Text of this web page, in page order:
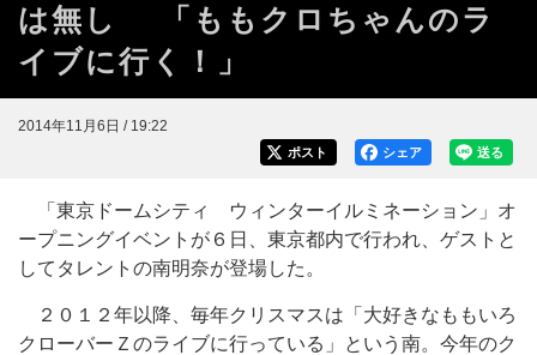
は無し 「ももクロちゃんのラ
イブに行く！」
2014年11月6日 / 19:22
送る
シェア
ポスト
「東京ドームシティ ウィンターイルミネーション」オ
ープニングイベントが６日、東京都内で行われ、ゲストと
してタレントの南明奈が登場した。
２０１２年以降、毎年クリスマスは「大好きなももいろ
クローバーＺのライブに行っている」という南。今年のク